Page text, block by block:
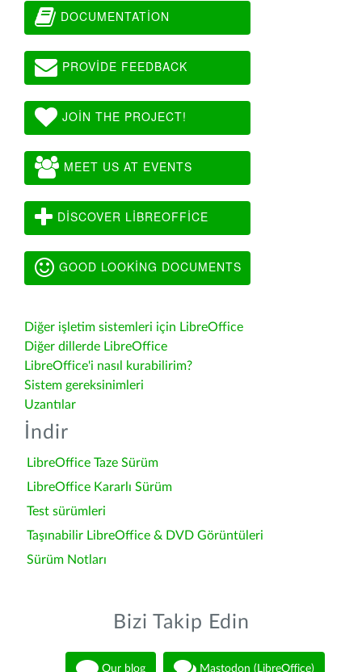
DOCUMENTATION
PROVIDE FEEDBACK
JOIN THE PROJECT!
MEET US AT EVENTS
DISCOVER LIBREOFFICE
GOOD LOOKING DOCUMENTS
Diğer işletim sistemleri için LibreOffice
Diğer dillerde LibreOffice
LibreOffice'i nasıl kurabilirim?
Sistem gereksinimleri
Uzantılar
İndir
LibreOffice Taze Sürüm
LibreOffice Kararlı Sürüm
Test sürümleri
Taşınabilir LibreOffice & DVD Görüntüleri
Sürüm Notları
Bizi Takip Edin
Our blog Mastodon (LibreOffice)